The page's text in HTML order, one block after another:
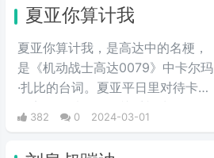
鲜感。经常会在一些冗长难懂的台
词之后，有人引用这句话来进行吐
槽。
夏亚你算计我
夏亚你算计我，是高达中的名梗，
是《机动战士高达0079》中卡尔玛
·扎比的台词。夏亚平日里对待卡尔
382 0 2024-03-01